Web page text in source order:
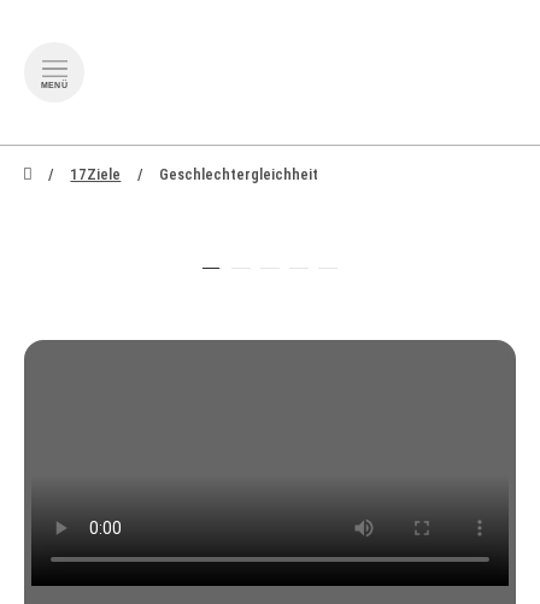
MENÜ
zum Inhalt springen
17Ziele Geschlechter­gleichheit